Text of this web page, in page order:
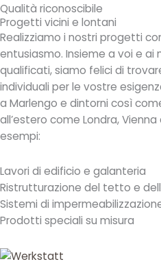
Qualità riconoscibile
Progetti vicini e lontani
Realizziamo i nostri progetti
entusiasmo. Insieme a voi e
qualificati, siamo felici di
individuali per le vostre
a Marlengo e dintorni così
all’estero come Londra,
esempi:
Lavori di edificio e galanteria
Ristrutturazione del tetto e
Sistemi di
Prodotti speciali su misura